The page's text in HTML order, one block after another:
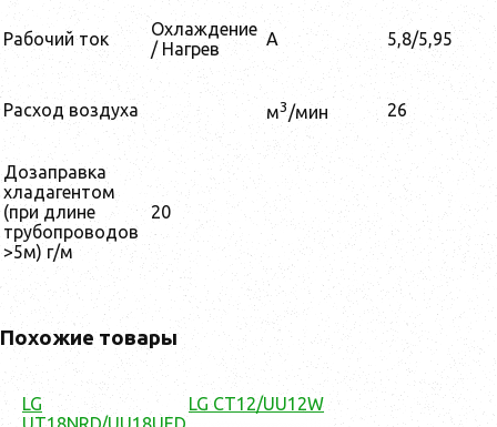
Рабочий ток
Охлаждение
/ Нагрев
A 5,8/5,95
Расход воздуха м3 /мин 26
Дозаправка
хладагентом
(при длине
трубопроводов
>5м) г/м
20
Похожие товары
LG
LG CT12/UU12W